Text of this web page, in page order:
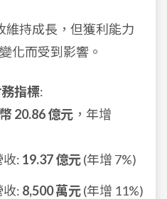
維持成長，但獲利能力
化而受到影響。
指標:
20.86 億元 ，年增
收: 19.37 億元(年增 7%)
收: 8,500 萬元(年增 11%)